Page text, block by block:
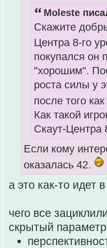
Moleste
Скажите
Центра 8-го
покупался он
"хорошим".
роста силы у
после того
Как такой
Скаут-Центра
Если кому
оказалась 42.
а это как-то идет
чего все
скрытый